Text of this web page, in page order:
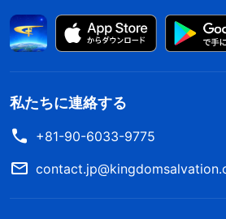
私たちに連絡する
+81-90-6033-9775